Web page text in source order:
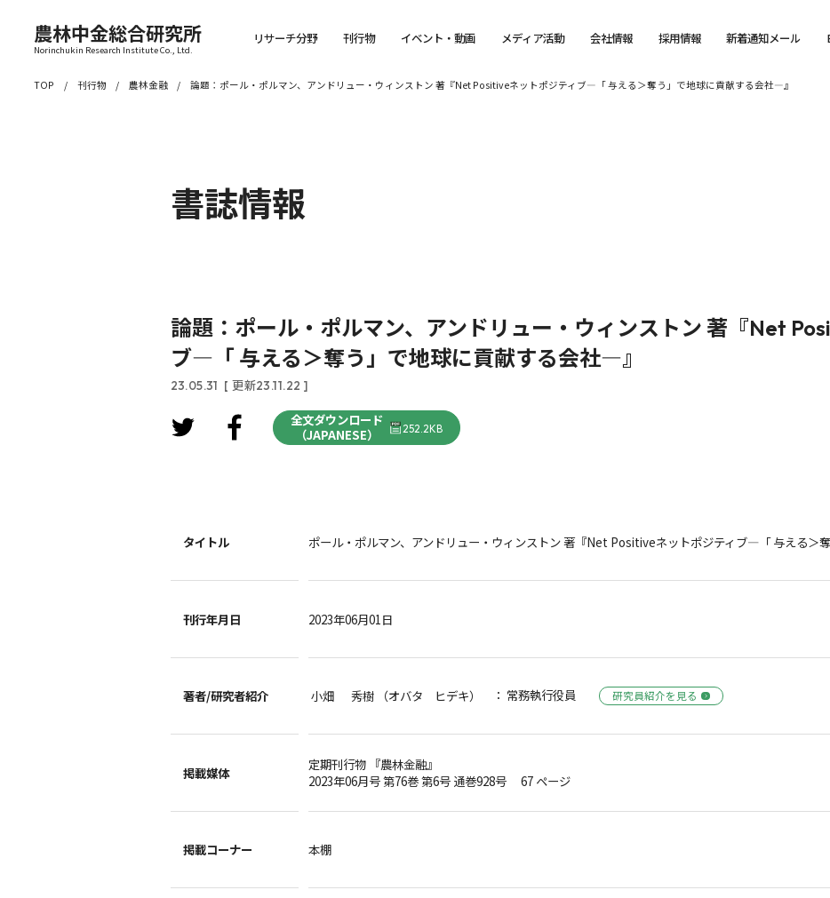
農林中金総合研究所
Norinchukin Research Institute Co., Ltd.
リサーチ分野 刊行物 イベント・動画 メディア活動 会社情報 採用情報 新着通知メール
TOP 刊行物 農林金融 論題：ポール・ポルマン、アンドリュー・ウィンストン 著『Net Positiveネットポジティブ―「 与える＞奪う」で地球に貢献する会社―』
書誌情報
論題：ポール・ポルマン、アンドリュー・ウィンストン 著『Net
ブ―「 与える＞奪う」で地球に貢献する会社―』
23.05.31 [ 更新23.11.22 ]
全文ダウンロード
（JAPANESE）
252.2KB
タイトル ポール・ポルマン、アンドリュー・ウィンストン 著『Net Positiveネットポジティブ―「 与える＞
刊行年月日 2023年06月01日
著者/研究者紹介 小畑 秀樹 （オバタ ヒデキ） ： 常務執行役員 研究員紹介を見る
掲載媒体
定期刊行物 『農林金融』
2023年06月号 第76巻 第6号 通巻928号 67 ページ
掲載コーナー 本棚